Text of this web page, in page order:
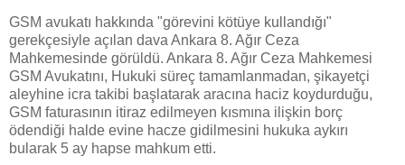
GSM avukatı hakkında "görevini kötüye kullandığı"
gerekçesiyle açılan dava Ankara 8. Ağır Ceza
Mahkemesinde görüldü. Ankara 8. Ağır Ceza Mahkemesi
GSM Avukatını, Hukuki süreç tamamlanmadan, şikayetçi
aleyhine icra takibi başlatarak aracına haciz koydurduğu,
GSM faturasının itiraz edilmeyen kısmına ilişkin borç
ödendiği halde evine hacze gidilmesini hukuka aykırı
bularak 5 ay hapse mahkum etti.